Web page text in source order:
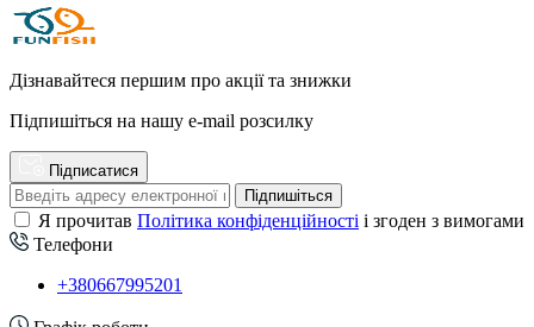
Дізнавайтеся першим про акції та знижки
Підпишіться на нашу e-mail розсилку
Підписатися
Підпишіться
Я прочитав Політика конфіденційності і згоден з вимогами
Телефони
+380667995201